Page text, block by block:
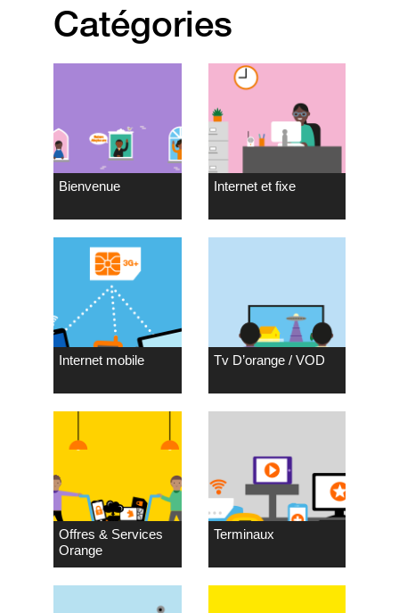
Catégories
Bienvenue Internet et fixe
Internet mobile Tv D’orange / VOD
Offres & Services
Orange
Terminaux